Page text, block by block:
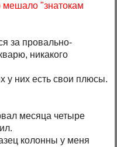
мешало "знатокам
за провально-
никакого
у них есть свои плюсы.
месяца четыре
колонны у меня